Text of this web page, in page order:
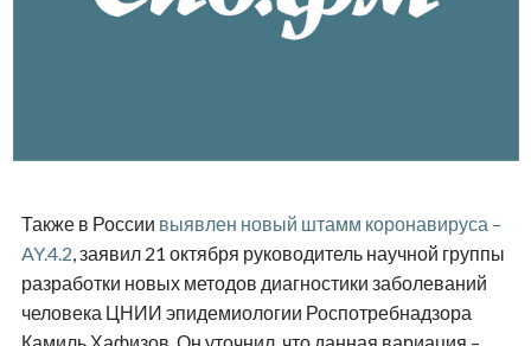
Также в России выявлен новый штамм коронавируса –
AY.4.2, заявил 21 октября руководитель научной группы
разработки новых методов диагностики заболеваний
человека ЦНИИ эпидемиологии Роспотребнадзора